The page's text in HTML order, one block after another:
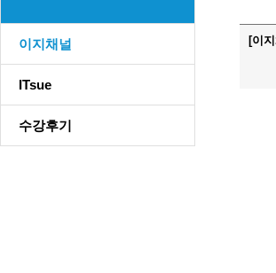
이지채널
ITsue
수강후기
[이